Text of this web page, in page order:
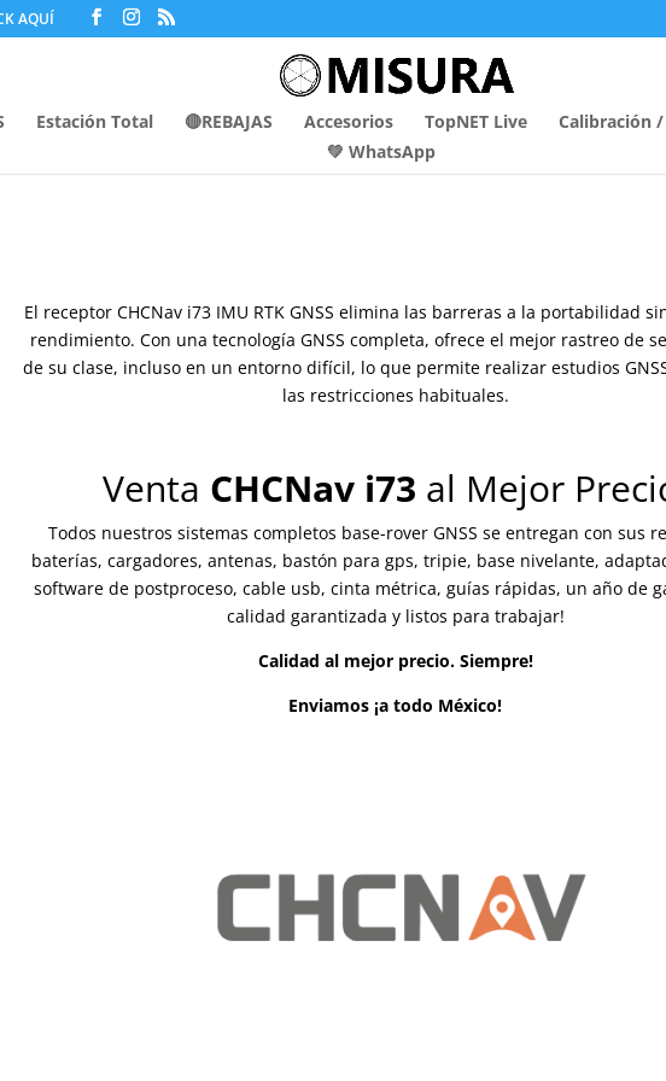
AQUÍ
Estación Total 🔴REBAJAS Accesorios TopNET Live
Calibración
💚 WhatsApp
El receptor CHCNav i73 IMU RTK GNSS elimina las barreras a la portabilidad
rendimiento. Con una tecnología GNSS completa, ofrece el mejor rastreo de
de su clase, incluso en un entorno difícil, lo que permite realizar estudios
las restricciones habituales.
Venta CHCNav i73 al Mejor
Todos nuestros sistemas completos base-rover GNSS se entregan con sus
baterías, cargadores, antenas, bastón para gps, tripie, base nivelante,
software de postproceso, cable usb, cinta métrica, guías rápidas, un año de
calidad garantizada y listos para trabajar!
Calidad al mejor precio. Siempre!
Enviamos ¡a todo México!